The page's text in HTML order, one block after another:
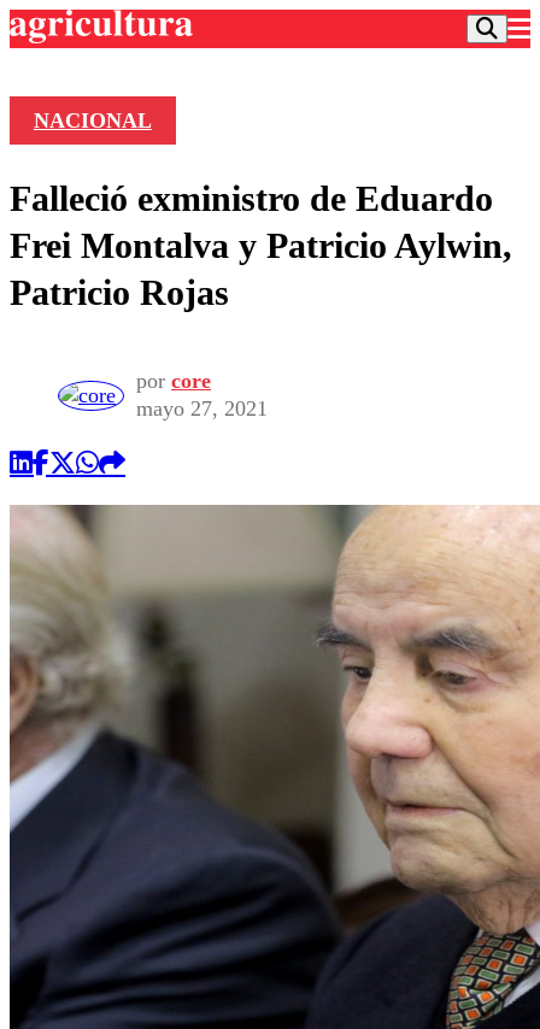
Frecuencias
Agricultura TV
Deportes
Colo Colo
Seleccion Chilena
Torneo Internacional
Entretención
Economía
Internacional
Publicaciones en medios
Opinión
NACIONAL
Falleció exministro de Eduardo
Frei Montalva y Patricio Aylwin,
Patricio Rojas
por core
mayo 27, 2021